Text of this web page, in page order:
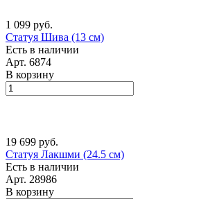
1 099 руб.
Статуя Шива (13 см)
Есть в наличии
Арт. 6874
В корзину
19 699 руб.
Статуя Лакшми (24.5 см)
Есть в наличии
Арт. 28986
В корзину